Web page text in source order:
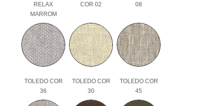
RELAX
MARROM
COR 02
08
TOLEDO COR
36
TOLEDO COR
30
TOLEDO COR
45